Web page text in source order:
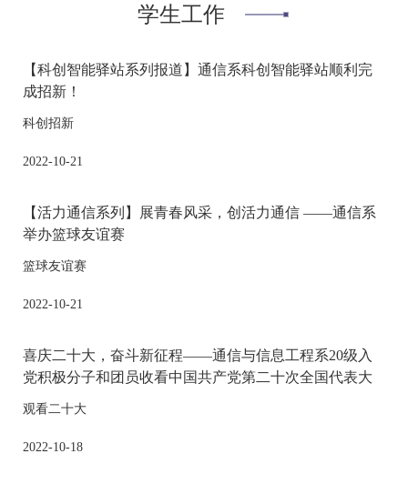
学生工作
【科创智能驿站系列报道】通信系科创智能驿站顺利完
成招新！
科创招新
2022-10-21
【活力通信系列】展青春风采，创活力通信 ——通信系
举办篮球友谊赛
篮球友谊赛
2022-10-21
喜庆二十大，奋斗新征程——通信与信息工程系20级入
党积极分子和团员收看中国共产党第二十次全国代表大
会开幕
观看二十大
2022-10-18